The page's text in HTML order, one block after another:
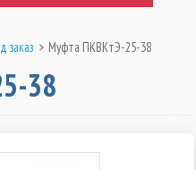
заказ > Муфта ПКВКтЭ-25-38
38